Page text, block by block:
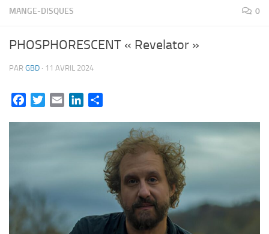
MANGE-DISQUES 0
PHOSPHORESCENT « Revelator »
PAR GBD · 11 AVRIL 2024
FacebookTwitterEmail LinkedIn